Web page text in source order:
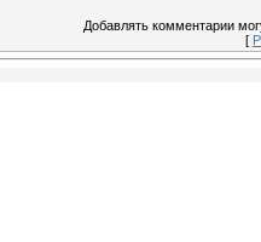
Добавлять комментарии
[